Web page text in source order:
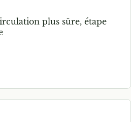
plus sûre, étape